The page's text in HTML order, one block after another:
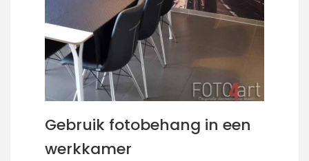
Gebruik fotobehang in een
werkkamer